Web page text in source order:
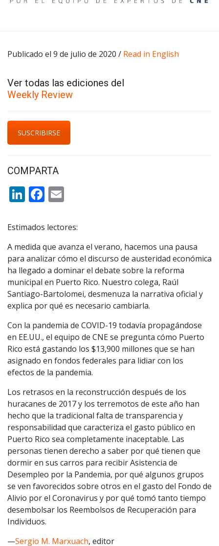
Publicado el 9 de julio de 2020 / Read in English
Ver todas las ediciones del
Weekly Review
SUSCRIBIRSE
COMPARTA
LinkedIn
Facebook
Estimados lectores:
A medida que avanza el verano, hacemos una pausa
para analizar cómo el discurso de austeridad económica
ha llegado a dominar el debate sobre la reforma
municipal en Puerto Rico. Nuestro colega, Raúl
Santiago-Bartolomei, desmenuza la narrativa oficial y
explica por qué es necesario cambiarla.
Con la pandemia de COVID-19 todavía propagándose
en EE.UU., el equipo de CNE se pregunta cómo Puerto
Rico está gastando los $13,900 millones que se han
asignado en fondos federales para lidiar con los
efectos de la pandemia.
Los retrasos en la reconstrucción después de los
huracanes de 2017 y los terremotos de este año han
hecho que la tradicional falta de transparencia y
responsabilidad que caracteriza el gasto público en
Puerto Rico sea completamente inaceptable. Las
personas tienen derecho a saber por qué tienen que
dormir en sus carros para recibir Asistencia de
Desempleo por la Pandemia, por qué algunos grupos
se ven favorecidos sobre otros en el gasto del Fondo de
Alivio por el Coronavirus y por qué tomó tanto tiempo
desembolsar los Reembolsos de Recuperación para
Individuos.
—Sergio M. Marxuach, editor